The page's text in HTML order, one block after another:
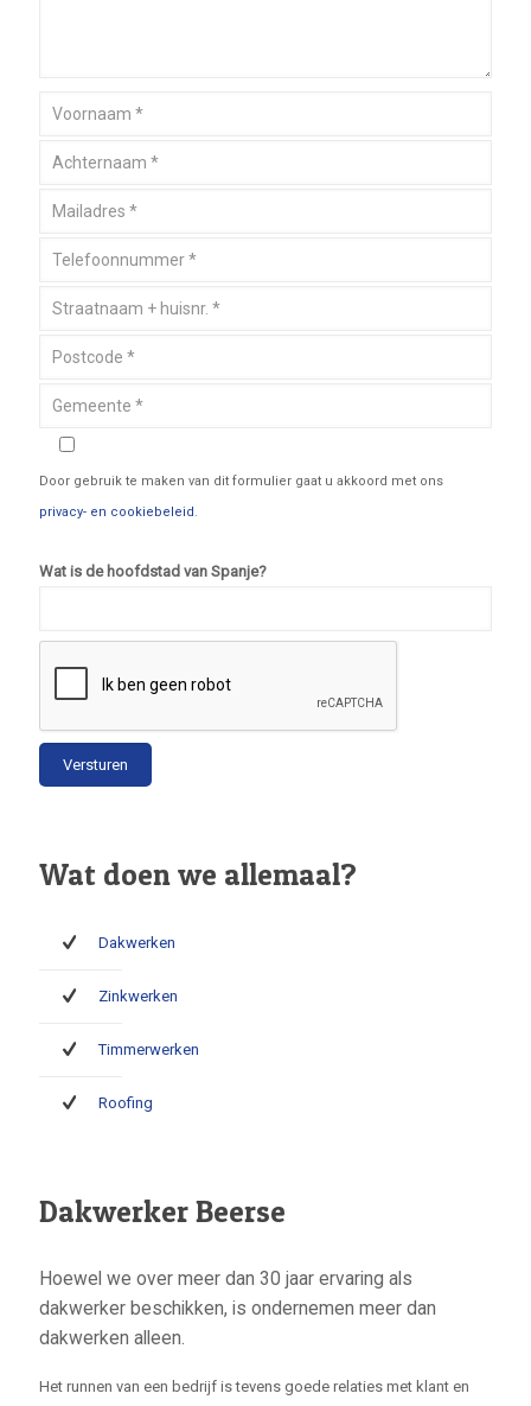
Door gebruik te maken van dit formulier gaat u akkoord met ons
privacy- en cookiebeleid.
Wat is de hoofdstad van Spanje?
Wat doen we allemaal?
Dakwerken
Zinkwerken
Timmerwerken
Roofing
Dakwerker Beerse
Hoewel we over meer dan 30 jaar ervaring als
dakwerker beschikken, is ondernemen meer dan
dakwerken alleen.
Het runnen van een bedrijf is tevens goede relaties met klant en